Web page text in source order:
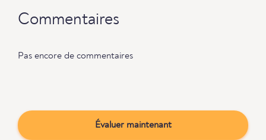
Commentaires
Pas encore de commentaires
Évaluer maintenant